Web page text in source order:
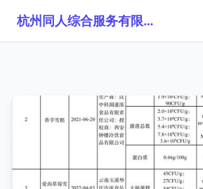
杭州同人综合服务有限公司